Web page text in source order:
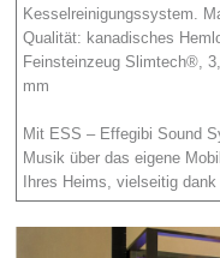
Sauna und
Kamin
Rimadesio
Licht
Carl Hansen
Kesselreinigungssystem.
Qualität: kanadisches
Feinsteinzeug Slimtech®,
mm
Mit ESS – Effegibi Sound
Musik über das eigene
Ihres Heims, vielseitig